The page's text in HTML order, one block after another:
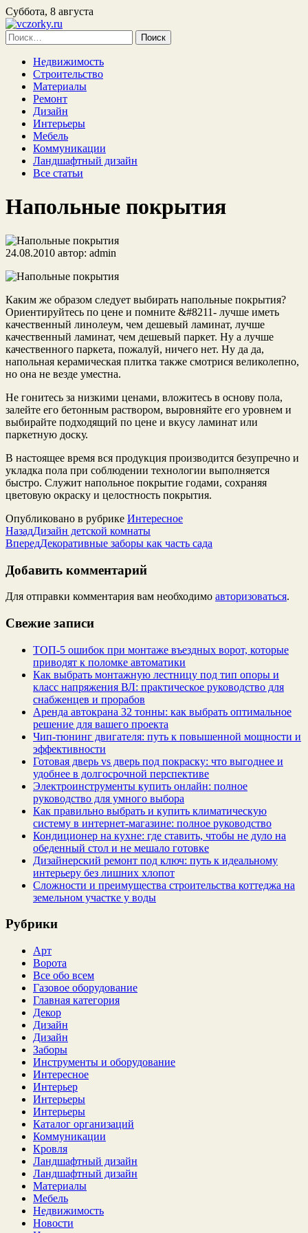
Суббота, 8 августа
Найти:
Недвижимость
Строительство
Материалы
Ремонт
Дизайн
Интерьеры
Мебель
Коммуникации
Ландшафтный дизайн
Все статьи
Напольные покрытия
24.08.2010 автор: admin
Каким же образом следует выбирать напольные покрытия?
Ориентируйтесь по цене и помните &#8211- лучше иметь
качественный линолеум, чем дешевый ламинат, лучше
качественный ламинат, чем дешевый паркет. Ну а лучше
качественного паркета, пожалуй, ничего нет. Ну да да,
напольная керамическая плитка также смотрися великолепно,
но она не везде уместна.
Не гонитесь за низкими ценами, вложитесь в основу пола,
залейте его бетонным раствором, выровняйте его уровнем и
выбирайте подходящий по цене и вкусу ламинат или
паркетную доску.
В настоящее время вся продукция производится безупречно и
укладка пола при соблюдении технологии выполняется
быстро. Служит напольное покрытие годами, сохраняя
цветовую окраску и целостность покрытия.
Опубликовано в рубрике Интересное
НазадДизайн детской комнаты
ВпередДекоративные заборы как часть сада
Добавить комментарий
Для отправки комментария вам необходимо авторизоваться.
Свежие записи
ТОП-5 ошибок при монтаже въездных ворот, которые
приводят к поломке автоматики
Как выбрать монтажную лестницу под тип опоры и
класс напряжения ВЛ: практическое руководство для
снабженцев и прорабов
Аренда автокрана 32 тонны: как выбрать оптимальное
решение для вашего проекта
Чип‑тюнинг двигателя: путь к повышенной мощности и
эффективности
Готовая дверь vs дверь под покраску: что выгоднее и
удобнее в долгосрочной перспективе
Электроинструменты купить онлайн: полное
руководство для умного выбора
Как правильно выбрать и купить климатическую
систему в интернет‑магазине: полное руководство
Кондиционер на кухне: где ставить, чтобы не дуло на
обеденный стол и не мешало готовке
Дизайнерский ремонт под ключ: путь к идеальному
интерьеру без лишних хлопот
Сложности и преимущества строительства коттеджа на
земельном участке у воды
Рубрики
Арт
Ворота
Все обо всем
Газовое оборудование
Главная категория
Декор
Дизайн
Дизайн
Заборы
Инструменты и оборудование
Интересное
Интерьер
Интерьеры
Интерьеры
Каталог организаций
Коммуникации
Кровля
Ландшафтный дизайн
Ландшафтный дизайн
Материалы
Мебель
Недвижимость
Новости